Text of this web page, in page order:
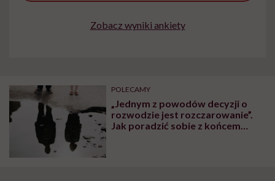
Zobacz wyniki ankiety
POLECAMY
„Jednym z powodów decyzji o
rozwodzie jest rozczarowanie”.
Jak poradzić sobie z końcem